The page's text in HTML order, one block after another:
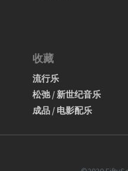
收藏
流行乐
松弛 / 新世纪音乐
成品 / 电影配乐